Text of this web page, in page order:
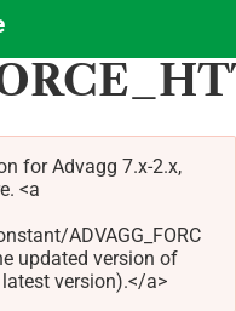
for Advagg 7.x-2.x,
<a
ADVAGG_FORC
updated version of
version).</a>